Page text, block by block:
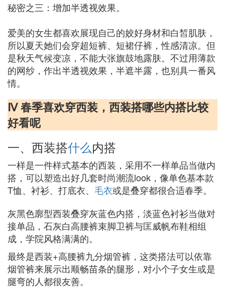
秘密之三：增加半透视效果。
爱美的女生都喜欢展现自己的姣好身材和白皙肌肤，
所以夏天她们会穿超短裤、短裙仔裤，性感清凉。但
是秋天气候变凉，不能大张旗鼓地露肤。不过用薄款
的网纱，作出半透视效果，半遮半露，也别具一番风
情。
Ⅳ 春季喜欢穿西装，西装搭哪些内搭比较
好看呢
一、西装搭什么内搭
一样是一件样式基本的西装，采用不一样单品当做内
搭，可以塑造出好几套时尚潮流look，像单色基本款
T恤、衬衫、打底衣、 毛衣或是叠穿都很合适春季。
灰黑色廓型西装叠穿灰蓝色内搭，淡蓝色衬衫当做对
接单品，石灰白高腰裤束脚卫裤与匡威帆布鞋相组
成，学院风格满满的。
最终是西装+高腰裤九分烟管裤，这类搭法可以依靠
烟管裤来展示出顺畅苗条的腿形，对小个子女生或是
腿弯的人都很友善。